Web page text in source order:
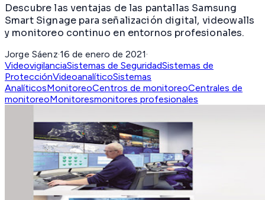
Descubre las ventajas de las pantallas Samsung
Smart Signage para señalización digital, videowalls
y monitoreo continuo en entornos profesionales.
Jorge Sáenz·16 de enero de 2021·
VideovigilanciaSistemas de SeguridadSistemas de
ProtecciónVideoanalíticoSistemas
AnalíticosMonitoreoCentros de monitoreoCentrales de
monitoreoMonitoresmonitores profesionales